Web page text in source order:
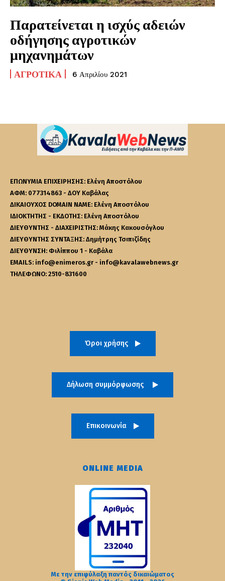
Παρατείνεται η ισχύς αδειών
οδήγησης αγροτικών
μηχανημάτων
ΑΓΡΟΤΙΚΆ 6 Απριλίου 2021
ΕΠΩΝΥΜΙΑ ΕΠΙΧΕΙΡΗΣΗΣ: Ελένη Αποστόλου
ΑΦΜ: 077314863 - ΔΟΥ Καβάλας
ΔΙΚΑΙΟΥΧΟΣ DOMAIN NAME: Ελένη Αποστόλου
ΙΔΙΟΚΤΗΤΗΣ - ΕΚΔΟΤΗΣ: Ελένη Αποστόλου
ΔΙΕΥΘΥΝΤΗΣ - ΔΙΑΧΕΙΡΙΣΤΗΣ: Μάκης Κακουσόγλου
ΔΙΕΥΘΥΝΤΗΣ ΣΥΝΤΑΞΗΣ: Δημήτρης Τσιπιζίδης
ΔΙΕΥΘΥΝΣΗ: Φιλίππου 1 - Καβάλα
EMAILS: info@enimeros.gr - info@kavalawebnews.gr
ΤΗΛΕΦΩΝΟ: 2510-831600
Όροι χρήσης
Δήλωση συμμόρφωσης
Επικοινωνία
ONLINE MEDIA
Με την επιφύλαξη παντός δικαιώματος